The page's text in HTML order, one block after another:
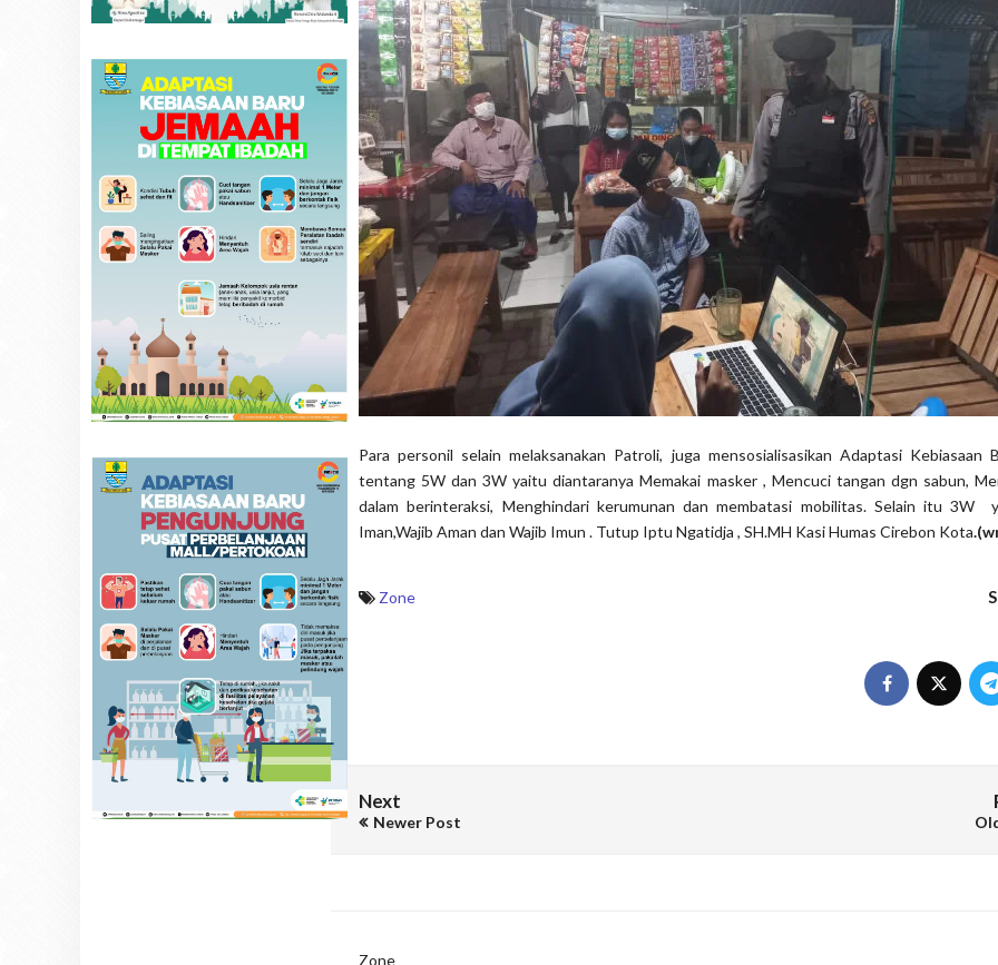
Para personil selain melaksanakan Patroli, juga mensosialisasikan Adaptasi Kebiasaan
tentang 5W dan 3W yaitu diantaranya Memakai masker , Mencuci tangan dgn sabun,
dalam berinteraksi, Menghindari kerumunan dan membatasi mobilitas. Selain itu 3W
Iman,Wajib Aman dan Wajib Imun . Tutup Iptu Ngatidja , SH.MH Kasi Humas Cirebon Kota
Zone
Next
Newer Post
Zone